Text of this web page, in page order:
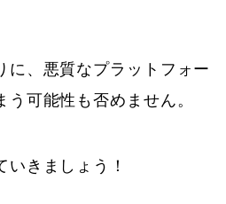
に、悪質なプラットフォー
う可能性も否めません。
いきましょう！